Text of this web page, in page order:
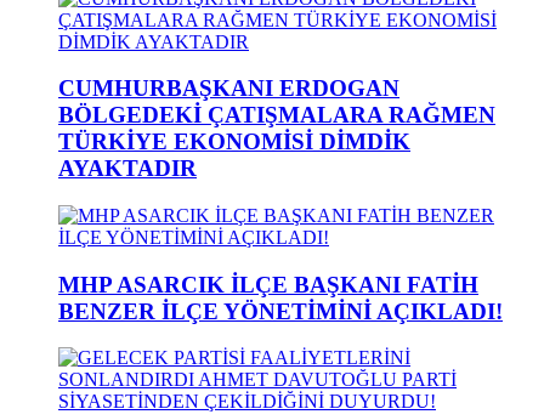
CUMHURBAŞKANI ERDOGAN
BÖLGEDEKİ ÇATIŞMALARA RAĞMEN
TÜRKİYE EKONOMİSİ DİMDİK
AYAKTADIR
MHP ASARCIK İLÇE BAŞKANI FATİH
BENZER İLÇE YÖNETİMİNİ AÇIKLADI!